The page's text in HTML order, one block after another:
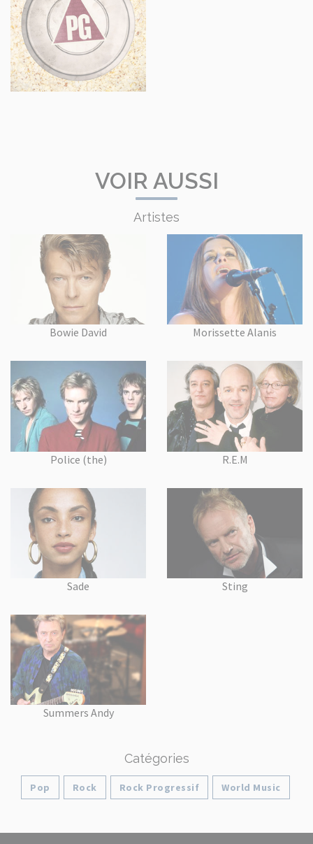
VOIR AUSSI
Artistes
Bowie David Morissette Alanis
Police (the) R.E.M
Sade Sting
Summers Andy
Catégories
Pop Rock Rock Progressif World Music